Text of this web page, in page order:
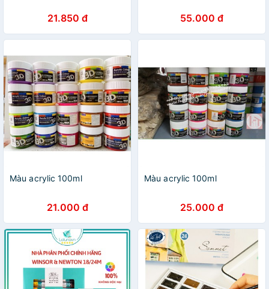
21.850 đ 55.000 đ
Màu acrylic 100ml
21.000 đ
Màu acrylic 100ml
25.000 đ